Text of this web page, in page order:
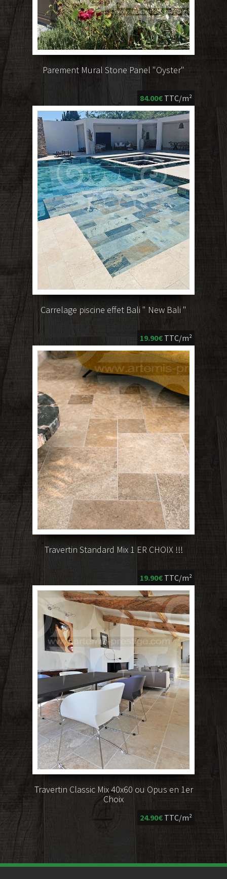
Parement Mural Stone Panel "Oyster"
84.00€ TTC/m²
Carrelage piscine effet Bali " New Bali "
19.90€ TTC/m²
Travertin Standard Mix 1 ER CHOIX !!!
19.90€ TTC/m²
Travertin Classic Mix 40x60 ou Opus en 1er
Choix
24.90€ TTC/m²